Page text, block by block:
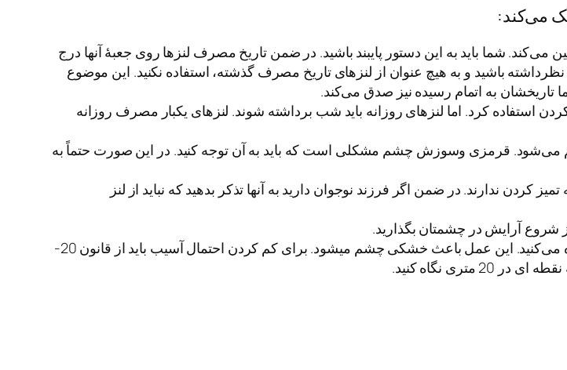
می‌کند:
شما باید به این دستور پایبند باشید. در ضمن تاریخ مصرف لنزها روی جعبۀ آنها درج
باشید و به هیچ عنوان از لنزهای تاریخ مصرف گذشته، استفاده نکنید. این موضوع
تاریخشان به اتمام رسیده نیز صدق می‌کند.
استفاده کرد. اما لنزهای روزانه باید شب برداشته شوند. لنزهای یکبار مصرف روزانه
می‌شود. قرمزی وسوزش چشم مشکلی است که باید به آن توجه کنید. در این صورت حتماً به
ندارند. در ضمن اگر فرزند نوجوان دارید به آنها تذکر بدهید که نباید از لنز
شروع آرایش در چشمتان بگذارید.
هنگام کار با رایانه مدت زمان طولانی بدون پلک زدن به صفحۀ نمایشگر نگاه می‌کنید. این عمل باعث خشکی چشم می­شود. برای کم کردن احتمال آسیب باید از قانون 20-